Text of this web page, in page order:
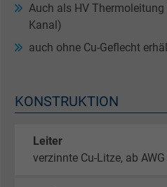
Auch als HV
Kanal)
auch ohne Cu-Geflecht
KONSTRUKTION
Leiter
verzinnte Cu-Litze, ab